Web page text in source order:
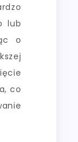
lub
o
co